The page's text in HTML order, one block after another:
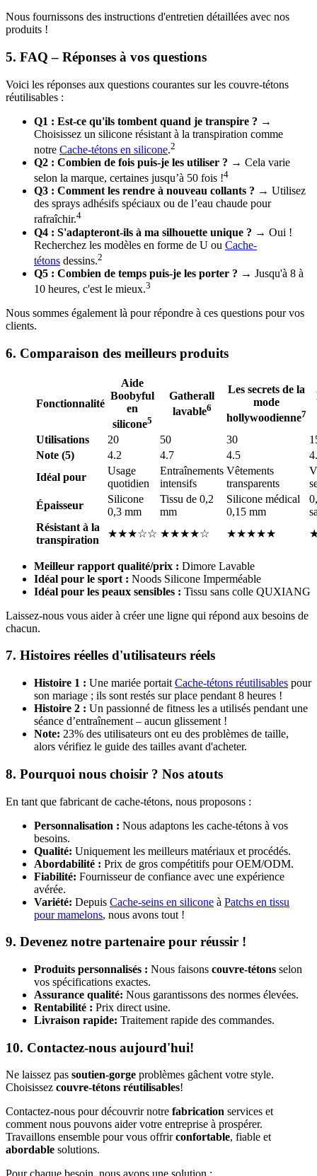
Nous fournissons des instructions d'entretien détaillées avec nos
produits !
5. FAQ – Réponses à vos questions
Voici les réponses aux questions courantes sur les couvre-tétons
réutilisables :
Q1 : Est-ce qu'ils tombent quand je transpire ? →
Choisissez un silicone résistant à la transpiration comme
notre Cache-tétons en silicone.2
Q2 : Combien de fois puis-je les utiliser ? → Cela varie
selon la marque, certaines jusqu’à 50 fois !4
Q3 : Comment les rendre à nouveau collants ? → Utilisez
des sprays adhésifs spéciaux ou de l’eau chaude pour
rafraîchir.4
Q4 : S'adapteront-ils à ma silhouette unique ? → Oui !
Recherchez les modèles en forme de U ou Cache-
tétons dessins.2
Q5 : Combien de temps puis-je les porter ? → Jusqu'à 8 à
10 heures, c'est le mieux.3
Nous sommes également là pour répondre à ces questions pour vos
clients.
6. Comparaison des meilleurs produits
Fonctionnalité
Aide
Boobyful
en
silicone5
Gatherall
lavable6
Les secrets de la
mode
hollywoodienne7
Utilisations 20 50 30
Note (5)
4.2 4.7 4.5
Idéal pour
Usage
quotidien
Entraînements
intensifs
Vêtements
transparents
Épaisseur
Silicone
0,3 mm
Tissu de 0,2
mm
Silicone médical
0,15 mm
Résistant à la
transpiration
★★★☆☆ ★★★★☆ ★★★★★
Meilleur rapport qualité/prix : Dimore Lavable
Idéal pour le sport : Noods Silicone Imperméable
Idéal pour les peaux sensibles : Tissu sans colle QUXIANG
Laissez-nous vous aider à créer une ligne qui répond aux besoins de
chacun.
7. Histoires réelles d'utilisateurs réels
Histoire 1 : Une mariée portait Cache-tétons réutilisables pour
son mariage ; ils sont restés sur place pendant 8 heures !
Histoire 2 : Un passionné de fitness les a utilisés pendant une
séance d’entraînement – aucun glissement !
Note: 23% des utilisateurs ont eu des problèmes de taille,
alors vérifiez le guide des tailles avant d'acheter.
8. Pourquoi nous choisir ? Nos atouts
En tant que fabricant de cache-tétons, nous proposons :
Personnalisation : Nous adaptons les cache-tétons à vos
besoins.
Qualité: Uniquement les meilleurs matériaux et procédés.
Abordabilité : Prix de gros compétitifs pour OEM/ODM.
Fiabilité: Fournisseur de confiance avec une expérience
avérée.
Variété: Depuis Cache-seins en silicone à Patchs en tissu
pour mamelons, nous avons tout !
9. Devenez notre partenaire pour réussir !
Produits personnalisés : Nous faisons couvre-tétons selon
vos spécifications exactes.
Assurance qualité: Nous garantissons des normes élevées.
Rentabilité : Prix direct usine.
Livraison rapide: Traitement rapide des commandes.
10. Contactez-nous aujourd'hui!
Ne laissez pas soutien-gorge problèmes gâchent votre style.
Choisissez couvre-tétons réutilisables!
Contactez-nous pour découvrir notre fabrication services et
comment nous pouvons aider votre entreprise à prospérer.
Travaillons ensemble pour vous offrirconfortable, fiable et
abordable solutions.